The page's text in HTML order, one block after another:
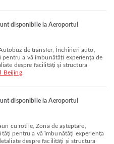
disponibile la Aeroportul
a vă îmbunătăți experiența de
despre facilități și structura
Beijing.
disponibile la Aeroportul
pentru a vă îmbunătăți experiența
despre facilități și structura